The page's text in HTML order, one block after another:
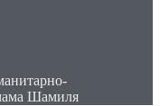
Шамиля